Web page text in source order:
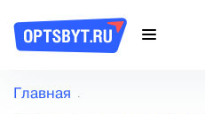
Главная